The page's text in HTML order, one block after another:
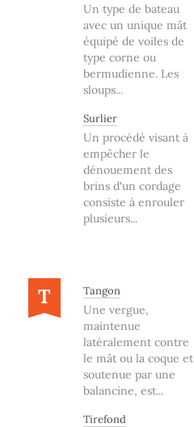
Un type de bateau
avec un unique mât
équipé de voiles de
type corne ou
bermudienne. Les
sloups...
Surlier
Un procédé visant à
empêcher le
dénouement des
brins d'un cordage
consiste à enrouler
plusieurs...
T Tangon
Une vergue,
maintenue
latéralement contre
le mât ou la coque et
soutenue par une
balancine, est...
Tirefond